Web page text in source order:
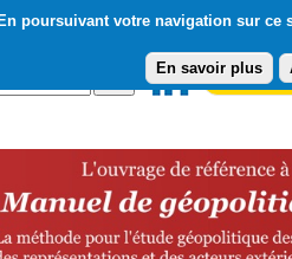
En poursuivant votre navigation sur ce
En savoir plus